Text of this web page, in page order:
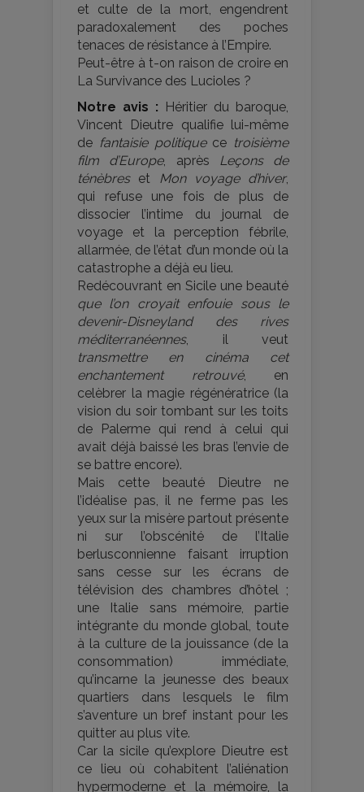
et culte de la mort, engendrent
paradoxalement des poches
tenaces de résistance à l’Empire.
Peut-être à t-on raison de croire en
La Survivance des Lucioles ?
Notre avis : Héritier du baroque,
Vincent Dieutre qualifie lui-même
de fantaisie politiquece troisième
film d’Europe, après Leçons de
ténèbreset Mon voyage d’hiver,
qui refuse une fois de plus de
dissocier l’intime du journal de
voyage et la perception fébrile,
allarmée, de l’état d’un monde où la
catastrophe a déjà eu lieu.
Redécouvrant en Sicile une beauté
que l’on croyait enfouie sous le
devenir-Disneyland des rives
méditerranéennes, il veut
transmettre en cinéma cet
enchantement retrouvé, en
celèbrer la magie régénératrice (la
vision du soir tombant sur les toits
de Palerme qui rend à celui qui
avait déjà baissé les bras l’envie de
se battre encore).
Mais cette beauté Dieutre ne
l’idéalise pas, il ne ferme pas les
yeux sur la misère partout présente
ni sur l’obscénité de l’Italie
berlusconnienne faisant irruption
sans cesse sur les écrans de
télévision des chambres d’hôtel ;
une Italie sans mémoire, partie
intégrante du monde global, toute
à la culture de la jouissance (de la
consommation) immédiate,
qu’incarne la jeunesse des beaux
quartiers dans lesquels le film
s’aventure un bref instant pour les
quitter au plus vite.
Car la sicile qu’explore Dieutre est
ce lieu où cohabitent l’aliénation
hypermoderne et la mémoire, la